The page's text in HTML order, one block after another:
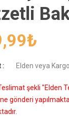
₺
: Elden veya
şekli "Elden
gönderi